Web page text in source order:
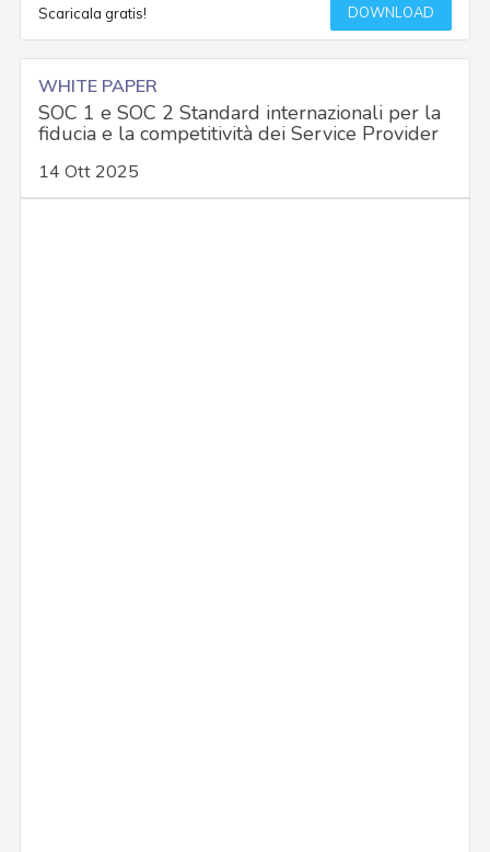
Scaricala gratis! DOWNLOAD
WHITE PAPER
SOC 1 e SOC 2 Standard internazionali per la
fiducia e la competitività dei Service Provider
14 Ott 2025